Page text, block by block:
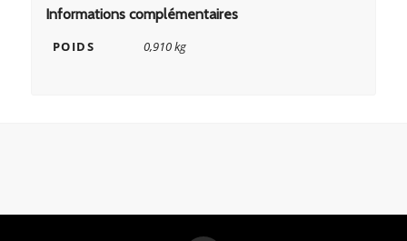
Informations complémentaires
POIDS 0,910 kg